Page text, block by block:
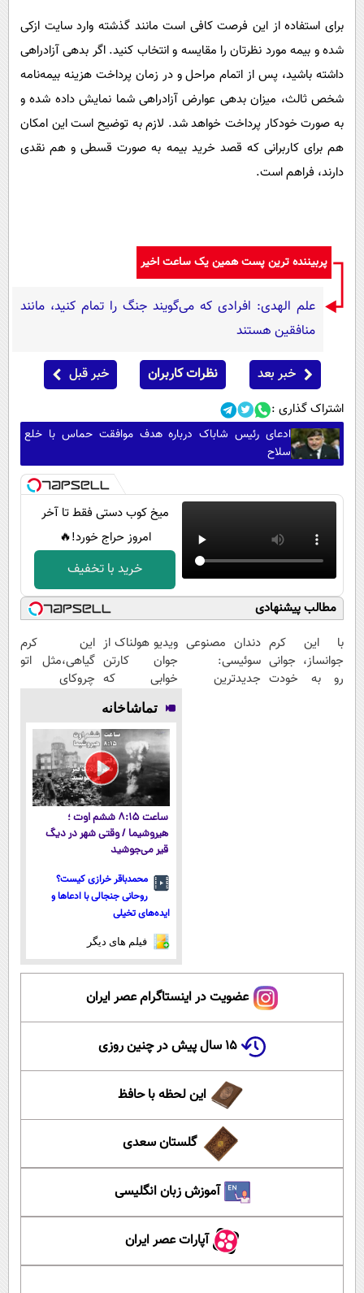
برای استفاده از این فرصت کافی است مانند گذشته وارد سایت ازکی
شده و بیمه مورد نظرتان را مقایسه و انتخاب کنید. اگر بدهی آزادراهی
داشته باشید، پس از اتمام مراحل و در زمان پرداخت هزینه بیمه‌نامه
شخص ثالث، میزان بدهی عوارض آزادراهی شما نمایش داده شده و
به صورت خودکار پرداخت خواهد شد. لازم به توضیح است این امکان
هم برای کاربرانی که قصد خرید بیمه به صورت قسطی و هم نقدی
دارند، فراهم است.
پربیننده ترین پست همین یک ساعت اخیر
علم الهدی: افرادی که می‌گویند جنگ را تمام کنید، مانند
منافقین هستند
خبر بعد نظرات کاربران خبر قبل
اشتراک گذاری :
ادعای رئیس شاباک درباره هدف موافقت حماس با خلع
سلاح
میخ کوب دستی فقط تا آخر
امروز حراج خورد!🔥
خرید با تخفیف
مطالب پیشنهادی
با این کرم
جوانساز، جوانی
رو به خودت
دندان مصنوعی
سوئیسی:
جدیدترین
ویدیو هولناک از
جوان کارتن
خوابی که
میلیاردر شد.
آموزش رایگان
این کرم
گیاهی،مثل اتو
چروکای
تماشاخانه
ساعت ۸:۱۵ ششم اوت ؛
هیروشیما / وقتی شهر در دیگ
قیر می‌جوشید
محمدباقر خرازی کیست؟
روحانی جنجالی با ادعاها و
ایده‌های تخیلی
فیلم های دیگر
عضویت در اینستاگرام عصر ایران
۱۵ سال پیش در چنین روزی
این لحظه با حافظ
گلستان سعدی
آموزش زبان انگلیسی
آپارات عصر ایران